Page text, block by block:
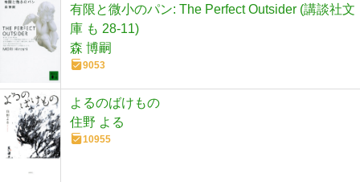
有限と微小のパン: The Perfect Outsider (講談社文
庫 も 28-11)
森 博嗣
9053
よるのばけもの
住野 よる
10955